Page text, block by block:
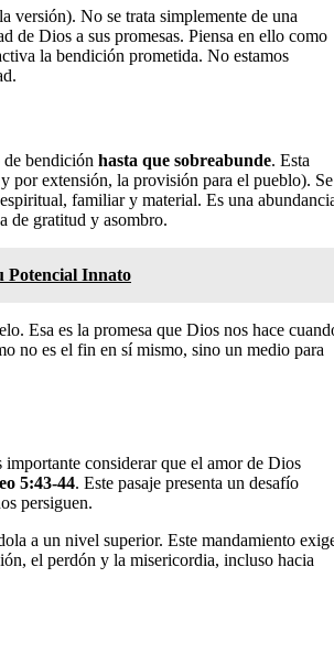
versión). No se trata simplemente de una
de Dios a sus promesas. Piensa en ello como
la bendición prometida. No estamos
bendición hasta que sobreabunde. Esta
por extensión, la provisión para el pueblo). Se
familiar y material. Es una
de gratitud y asombro.
Potencial Innato
Esa es la promesa que Dios nos hace
no es el fin en sí mismo, sino un medio para
considerar que el amor de Dios
5:43-44. Este pasaje presenta un desafío
persiguen.
a un nivel superior. Este mandamiento
el perdón y la misericordia, incluso hacia